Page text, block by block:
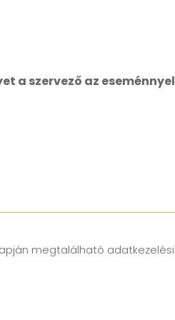
a szervező az eseménnyel
megtalálható adatkezelési